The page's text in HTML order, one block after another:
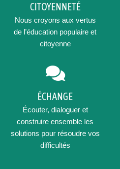
CITOYENNETÉ
Nous croyons aux vertus
de l’éducation populaire et
citoyenne
ÉCHANGE
Écouter, dialoguer et
construire ensemble les
solutions pour résoudre vos
difficultés